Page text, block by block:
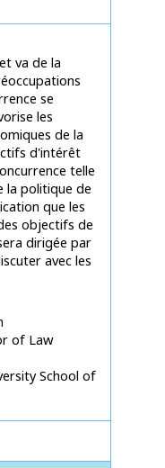
va de la
se
les
de la
d'intérêt
telle
la politique de
que les
objectifs de
dirigée par
avec les
of Law
School of